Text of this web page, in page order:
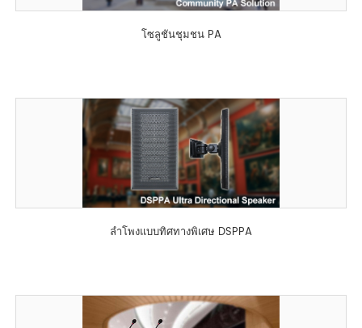
โซลูชันชุมชน PA
ลำโพงแบบทิศทางพิเศษ DSPPA